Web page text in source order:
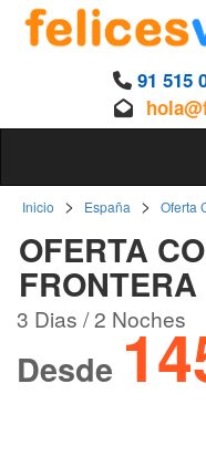
91 515
Inicio > España > Oferta
OFERTA
FRONTERA
3 Dias / 2 Noches
Desde